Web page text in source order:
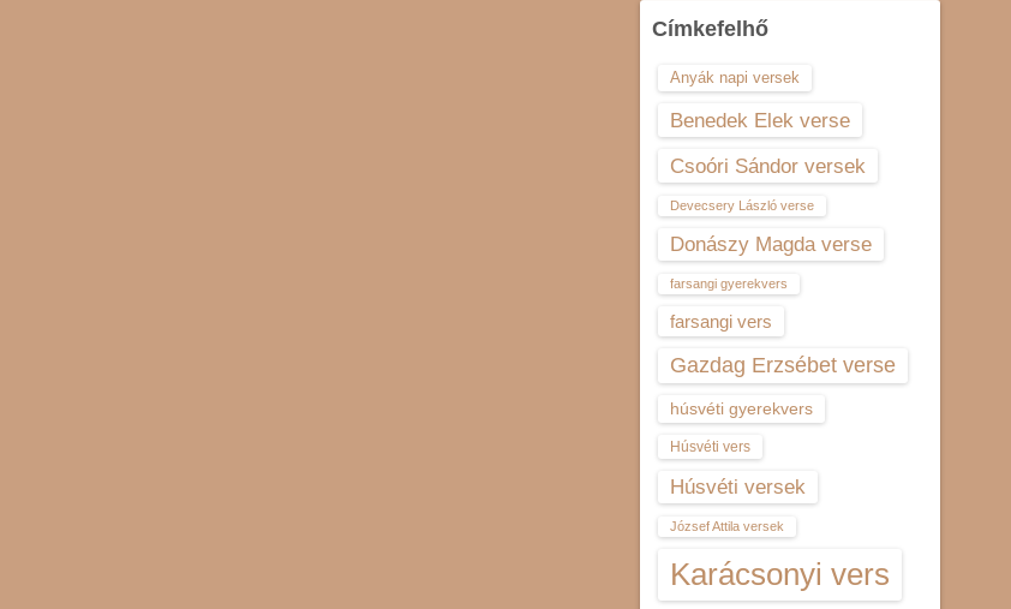
Címkefelhő
Anyák napi versek
Benedek Elek verse
Csoóri Sándor versek
Devecsery László verse
Donászy Magda verse
farsangi gyerekvers
farsangi vers
Gazdag Erzsébet verse
húsvéti gyerekvers
Húsvéti vers
Húsvéti versek
József Attila versek
Karácsonyi vers